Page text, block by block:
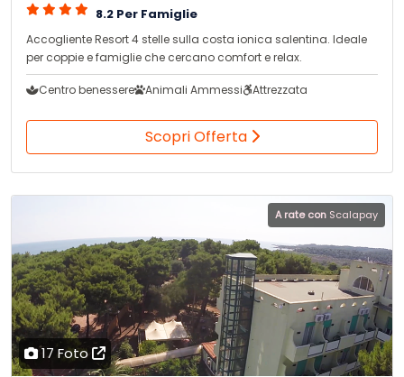
8.2 Per Famiglie
Accogliente Resort 4 stelle sulla costa ionica salentina. Ideale
per coppie e famiglie che cercano comfort e relax.
Centro benessere Animali Ammessi Attrezzata
Scopri Offerta
17 Foto
A rate con Scalapay